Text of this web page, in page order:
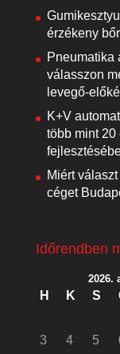
érzékeny
Pneumatika
válasszon
levegő-
K+V
több mint 20
Miért
céget
Időrendben
2026.
H K S
3
4 5